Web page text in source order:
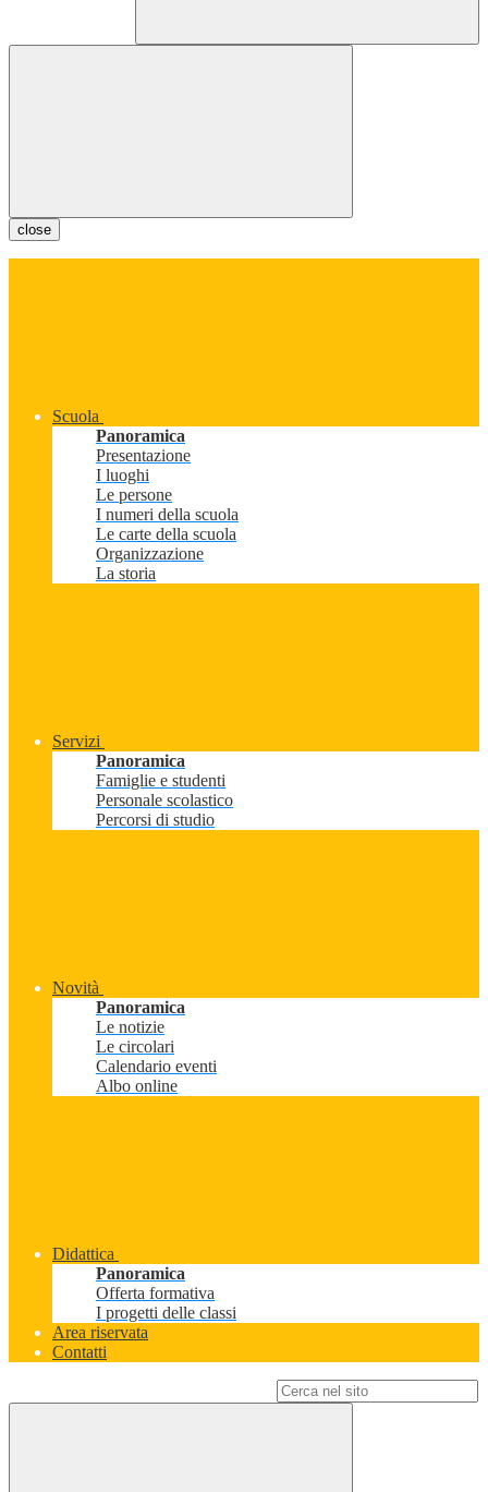
close
Scuola
Panoramica
Presentazione
I luoghi
Le persone
I numeri della scuola
Le carte della scuola
Organizzazione
La storia
Servizi
Panoramica
Famiglie e studenti
Personale scolastico
Percorsi di studio
Novità
Panoramica
Le notizie
Le circolari
Calendario eventi
Albo online
Didattica
Panoramica
Offerta formativa
I progetti delle classi
Area riservata
Contatti